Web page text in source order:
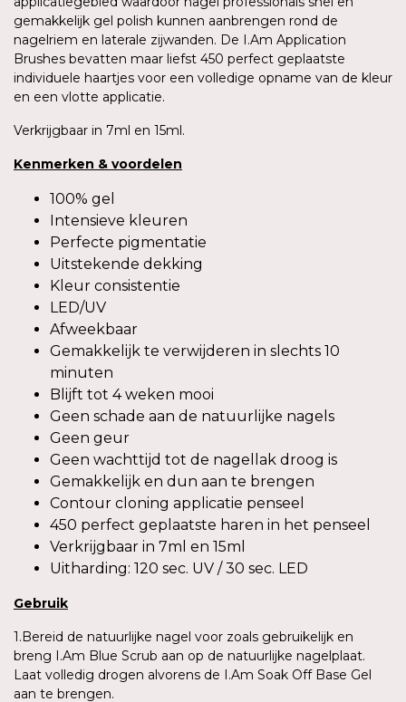
gemakkelijk gel polish kunnen aanbrengen rond de
nagelriem en laterale zijwanden. De I.Am Application
Brushes bevatten maar liefst 450 perfect geplaatste
individuele haartjes voor een volledige opname van de kleur
en een vlotte applicatie.
Verkrijgbaar in 7ml en 15ml.
Kenmerken & voordelen
100% gel
Intensieve kleuren
Perfecte pigmentatie
Uitstekende dekking
Kleur consistentie
LED/UV
Afweekbaar
Gemakkelijk te verwijderen in slechts 10
minuten
Blijft tot 4 weken mooi
Geen schade aan de natuurlijke nagels
Geen geur
Geen wachttijd tot de nagellak droog is
Gemakkelijk en dun aan te brengen
Contour cloning applicatie penseel
450 perfect geplaatste haren in het penseel
Verkrijgbaar in 7ml en 15ml
Uitharding: 120 sec. UV / 30 sec. LED
Gebruik
1.Bereid de natuurlijke nagel voor zoals gebruikelijk en
breng I.Am Blue Scrub aan op de natuurlijke nagelplaat.
Laat volledig drogen alvorens de I.Am Soak Off Base Gel
aan te brengen.